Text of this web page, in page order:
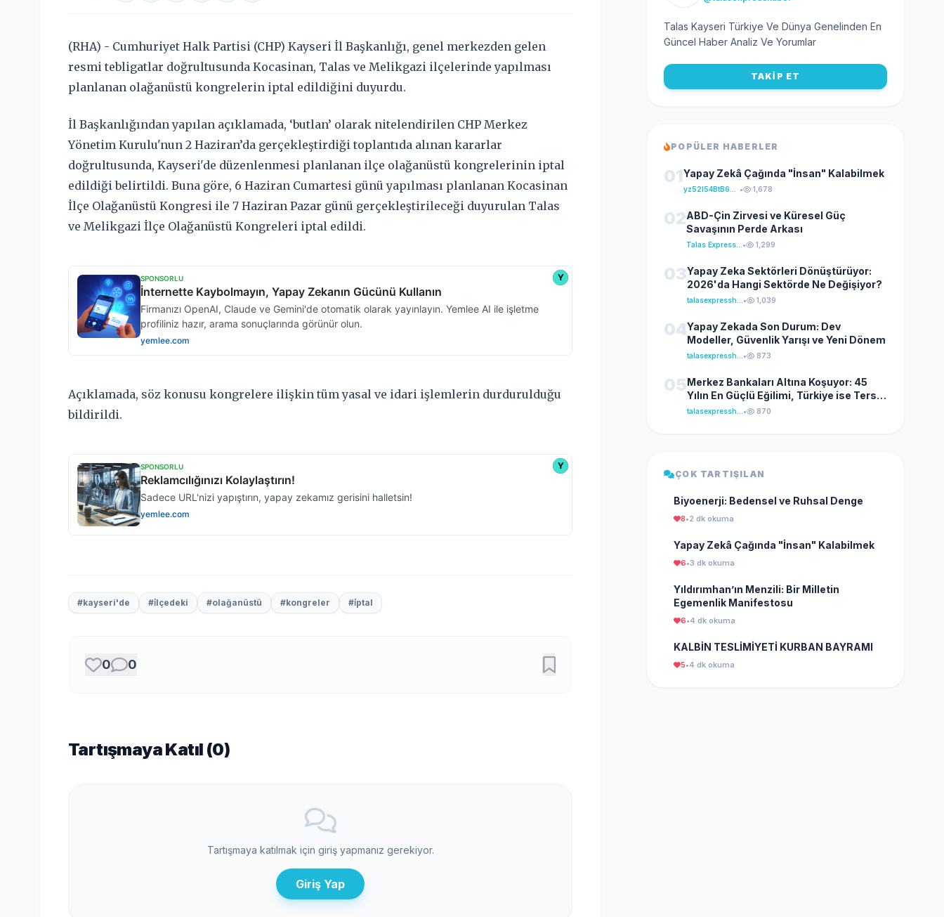
(RHA) - Cumhuriyet Halk Partisi (CHP) Kayseri İl Başkanlığı, genel merkezden gelen
resmi tebligatlar doğrultusunda Kocasinan, Talas ve Melikgazi ilçelerinde yapılması
planlanan olağanüstü kongrelerin iptal edildiğini duyurdu.
İl Başkanlığından yapılan açıklamada, ‘butlan’ olarak nitelendirilen CHP Merkez
Yönetim Kurulu'nun 2 Haziran’da gerçekleştirdiği toplantıda alınan kararlar
doğrultusunda, Kayseri'de düzenlenmesi planlanan ilçe olağanüstü kongrelerinin iptal
edildiği belirtildi. Buna göre, 6 Haziran Cumartesi günü yapılması planlanan Kocasinan
İlçe Olağanüstü Kongresi ile 7 Haziran Pazar günü gerçekleştirileceği duyurulan Talas
ve Melikgazi İlçe Olağanüstü Kongreleri iptal edildi.
Açıklamada, söz konusu kongrelere ilişkin tüm yasal ve idari işlemlerin durdurulduğu
bildirildi.
#kayseri'de #i̇lçedeki #olağanüstü #kongreler #i̇ptal
0 0
Tartışmaya Katıl (0)
Tartışmaya katılmak için giriş yapmanız gerekiyor.
Giriş Yap
Talas Kayseri Türkiye Ve Dünya Genelinden En
Güncel Haber Analiz Ve Yorumlar
TAKİP ET
POPÜLER HABERLER
01Yapay Zekâ Çağında "İnsan" Kalabilmek
• 1,678
02ABD-Çin Zirvesi ve Küresel Güç
Savaşının Perde Arkası
• 1,299
03Yapay Zeka Sektörleri Dönüştürüyor:
2026'da Hangi Sektörde Ne Değişiyor?
• 1,039
04Yapay Zekada Son Durum: Dev
Modeller, Güvenlik Yarışı ve Yeni Dönem
• 873
05Merkez Bankaları Altına Koşuyor: 45
Yılın En Güçlü Eğilimi, Türkiye ise Ters
Yönde İlerliyor
• 870
ÇOK TARTIŞILAN
Biyoenerji: Bedensel ve Ruhsal Denge
8•2 dk okuma
Yapay Zekâ Çağında "İnsan" Kalabilmek
6•3 dk okuma
Yıldırımhan’ın Menzili: Bir Milletin
Egemenlik Manifestosu
6•4 dk okuma
KALBİN TESLİMİYETİ KURBAN BAYRAMI
5•4 dk okuma